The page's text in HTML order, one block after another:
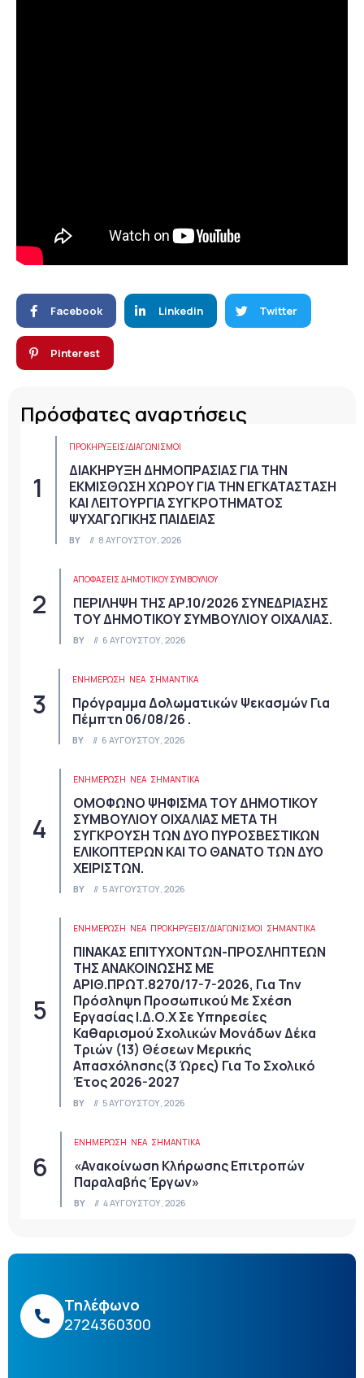
Facebook Linkedin Twitter
Pinterest
Πρόσφατες αναρτήσεις
ΠΡΟΚΗΡΎΞΕΙΣ/ΔΙΑΓΩΝΙΣΜΟΊ
ΔΙΑΚΗΡΥΞΗ ΔΗΜΟΠΡΑΣΙΑΣ ΓΙΑ ΤΗΝ
ΕΚΜΙΣΘΩΣΗ ΧΩΡΟΥ ΓΙΑ ΤΗΝ ΕΓΚΑΤΑΣΤΑΣΗ
ΚΑΙ ΛΕΙΤΟΥΡΓΙΑ ΣΥΓΚΡΟΤΗΜΑΤΟΣ
ΨΥΧΑΓΩΓΙΚΗΣ ΠΑΙΔΕΙΑΣ
BY 8 ΑΥΓΟΎΣΤΟΥ, 2026
ΑΠΟΦΆΣΕΙΣ ΔΗΜΟΤΙΚΟΎ ΣΥΜΒΟΥΛΊΟΥ
ΠΕΡΙΛΗΨΗ ΤΗΣ ΑΡ.10/2026 ΣΥΝΕΔΡΙΑΣΗΣ
ΤΟΥ ΔΗΜΟΤΙΚΟΥ ΣΥΜΒΟΥΛΙΟΥ ΟΙΧΑΛΙΑΣ.
BY 6 ΑΥΓΟΎΣΤΟΥ, 2026
ΕΝΗΜΕΡΩΣΗ ΝΈΑ ΣΗΜΑΝΤΙΚΆ
Πρόγραμμα Δολωματικών Ψεκασμών Για
Πέμπτη 06/08/26 .
BY 6 ΑΥΓΟΎΣΤΟΥ, 2026
ΕΝΗΜΕΡΩΣΗ ΝΈΑ ΣΗΜΑΝΤΙΚΆ
ΟΜΟΦΩΝΟ ΨΗΦΙΣΜΑ ΤΟΥ ΔΗΜΟΤΙΚΟΥ
ΣΥΜΒΟΥΛΙΟΥ ΟΙΧΑΛΙΑΣ ΜΕΤΑ ΤΗ
ΣΥΓΚΡΟΥΣΗ ΤΩΝ ΔΥΟ ΠΥΡΟΣΒΕΣΤΙΚΩΝ
ΕΛΙΚΟΠΤΕΡΩΝ ΚΑΙ ΤΟ ΘΑΝΑΤΟ ΤΩΝ ΔΥΟ
ΧΕΙΡΙΣΤΩΝ.
BY 5 ΑΥΓΟΎΣΤΟΥ, 2026
ΕΝΗΜΕΡΩΣΗ ΝΈΑ ΠΡΟΚΗΡΎΞΕΙΣ/ΔΙΑΓΩΝΙΣΜΟΊ ΣΗΜΑΝΤΙΚΆ
ΠΙΝΑΚΑΣ ΕΠΙΤΥΧΟΝΤΩΝ-ΠΡΟΣΛΗΠΤΕΩΝ
ΤΗΣ ΑΝΑΚΟΙΝΩΣΗΣ ΜΕ
ΑΡΙΘ.ΠΡΩΤ.8270/17-7-2026, Για Την
Πρόσληψη Προσωπικού Με Σχέση
Εργασίας Ι.Δ.Ο.Χ Σε Υπηρεσίες
Καθαρισμού Σχολικών Μονάδων Δέκα
Τριών (13) Θέσεων Μερικής
Απασχόλησης(3 Ώρες) Για Το Σχολικό
Έτος 2026-2027
BY 5 ΑΥΓΟΎΣΤΟΥ, 2026
ΕΝΗΜΕΡΩΣΗ ΝΈΑ ΣΗΜΑΝΤΙΚΆ
«Ανακοίνωση Κλήρωσης Επιτροπών
Παραλαβής Έργων»
BY 4 ΑΥΓΟΎΣΤΟΥ, 2026
Τηλέφωνο
2724360300